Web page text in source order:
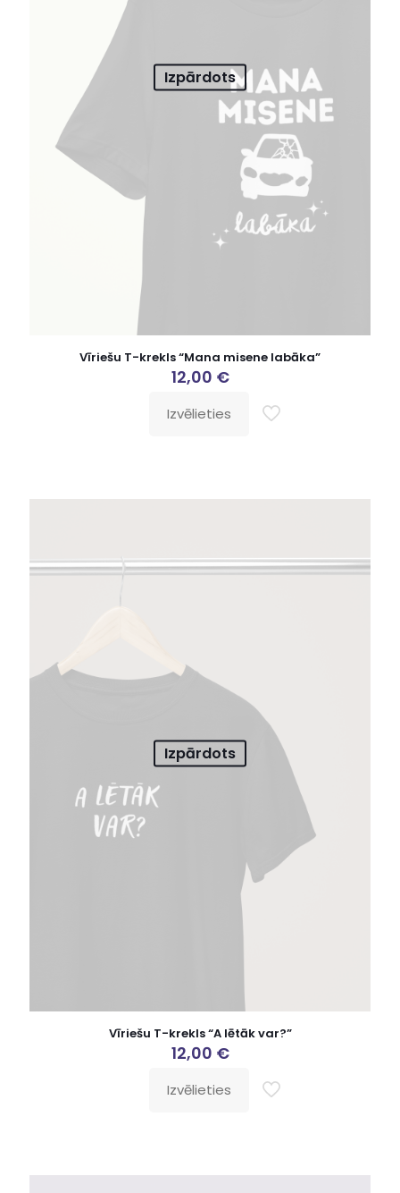
Izpārdots
Vīriešu T-krekls “Mana misene labāka”
12,00 €
Izvēlieties
Izpārdots
Vīriešu T-krekls “A lētāk var?”
12,00 €
Izvēlieties